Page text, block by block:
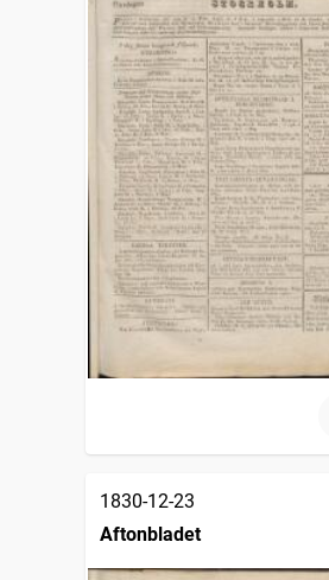
1830-12-23
Aftonbladet